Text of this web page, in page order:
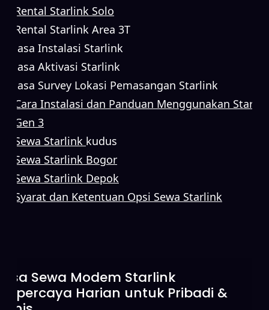
Rental Starlink Solo
Rental Starlink Area 3T
Jasa Instalasi Starlink
Jasa Aktivasi Starlink
Jasa Survey Lokasi Pemasangan Starlink
Cara Instalasi dan Panduan Menggunakan
Gen 3
Sewa Starlink kudus
Sewa Starlink Bogor
Sewa Starlink Depok
Syarat dan Ketentuan Opsi Sewa Starlink
Starlink Tanpa DP untuk
Internet Cepat